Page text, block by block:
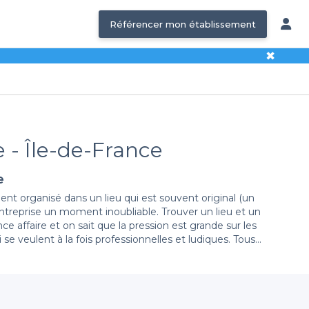
Référencer mon établissement
✖
- Île-de-France
organisé dans un lieu qui est souvent original (un
un moment inoubliable. Trouver un lieu et un
affaire et on sait que la pression est grande sur les
veulent à la fois professionnelles et ludiques. Tous
à ne pas perdre votre temps. Par ailleurs, si vous
informations sur les formules d’organisation d’un